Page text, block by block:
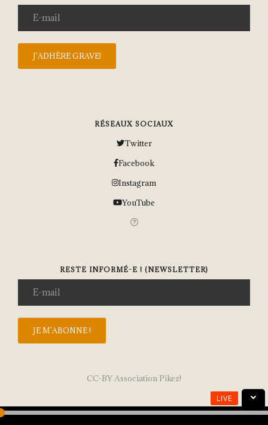
RÉSEAUX SOCIAUX
Twitter
Facebook
Instagram
YouTube
RESTE INFORMÉ-E ! (NEWSLETTER)
CC-BY Association Pikez!
LIVE